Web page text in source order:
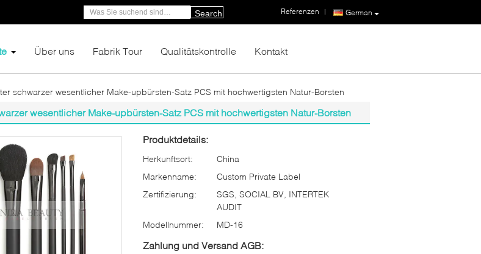
German
Referenzen |
Search
Über uns Fabrik Tour Qualitätskontrolle Kontakt
schwarzer wesentlicher Make-upbürsten-Satz PCS mit hochwertigsten Natur-Borsten
wesentlicher Make-upbürsten-Satz PCS mit hochwertigsten Natur-Borsten
Produktdetails:
Herkunftsort:
China
Markenname:
Custom Private Label
Zertifizierung:
SGS, SOCIAL BV, INTERTEK
AUDIT
Modellnummer:
MD-16
Zahlung und Versand AGB: